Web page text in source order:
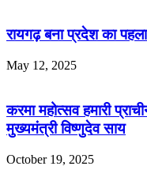
रायगढ़ बना प्रदेश का
May 12, 2025
करमा महोत्सव हमारी
मुख्यमंत्री विष्णुदेव साय
October 19, 2025